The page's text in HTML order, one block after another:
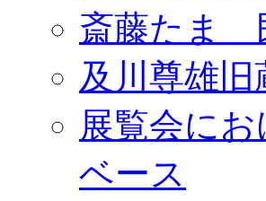
斎藤たま
及川尊雄
展覧会に
ベース